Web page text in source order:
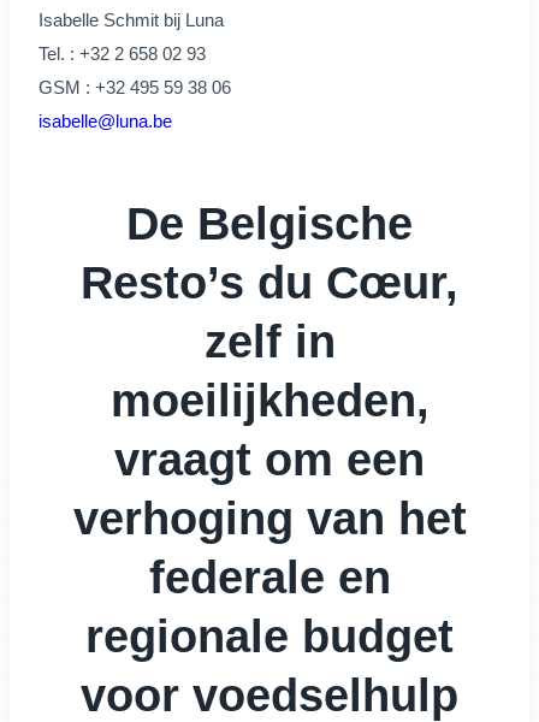
Isabelle Schmit bij Luna
Tel. : +32 2 658 02 93
GSM : +32 495 59 38 06
isabelle@luna.be
De Belgische
Resto’s du Cœur,
zelf in
moeilijkheden,
vraagt om een
verhoging van het
federale en
regionale budget
voor voedselhulp